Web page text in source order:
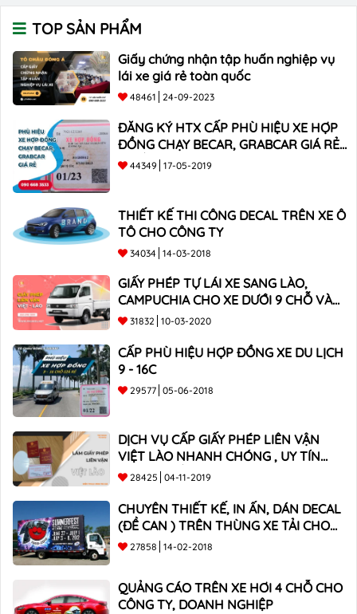
TOP SẢN PHẨM
Giấy chứng nhận tập huấn nghiệp vụ
lái xe giá rẻ toàn quốc
48461 24-09-2023
ĐĂNG KÝ HTX CẤP PHÙ HIỆU XE HỢP
ĐỒNG CHẠY BECAR, GRABCAR GIÁ RẺ
NHẤT
44349 17-05-2019
THIẾT KẾ THI CÔNG DECAL TRÊN XE Ô
TÔ CHO CÔNG TY
34034 14-03-2018
GIẤY PHÉP TỰ LÁI XE SANG LÀO,
CAMPUCHIA CHO XE DƯỚI 9 CHỖ VÀ
XE BÁN TẢI
31832 10-03-2020
CẤP PHÙ HIỆU HỢP ĐỒNG XE DU LỊCH
9 - 16C
29577 05-06-2018
DỊCH VỤ CẤP GIẤY PHÉP LIÊN VẬN
VIỆT LÀO NHANH CHÓNG , UY TÍN
TOÀN QUỐC
28425 04-11-2019
CHUYÊN THIẾT KẾ, IN ẤN, DÁN DECAL
(ĐỀ CAN ) TRÊN THÙNG XE TẢI CHO
CÔNG TY
27858 14-02-2018
QUẢNG CÁO TRÊN XE HƠI 4 CHỖ CHO
CÔNG TY, DOANH NGHIỆP